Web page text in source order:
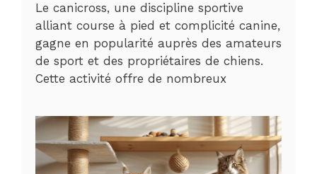
Le canicross, une discipline sportive
alliant course à pied et complicité canine,
gagne en popularité auprès des amateurs
de sport et des propriétaires de chiens.
Cette activité offre de nombreux